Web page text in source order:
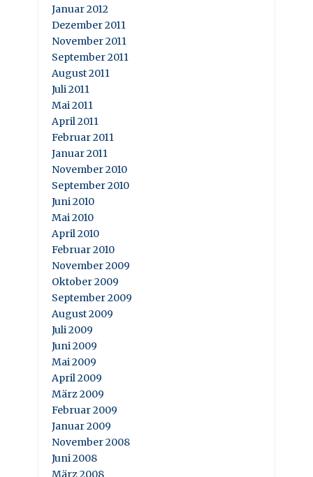
Januar 2012
Dezember 2011
November 2011
September 2011
August 2011
Juli 2011
Mai 2011
April 2011
Februar 2011
Januar 2011
November 2010
September 2010
Juni 2010
Mai 2010
April 2010
Februar 2010
November 2009
Oktober 2009
September 2009
August 2009
Juli 2009
Juni 2009
Mai 2009
April 2009
März 2009
Februar 2009
Januar 2009
November 2008
Juni 2008
März 2008